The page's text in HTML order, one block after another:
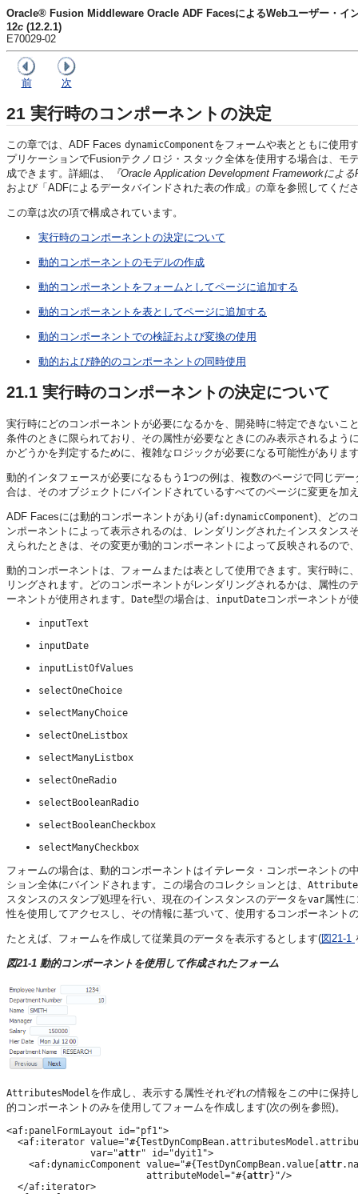
Oracle® Fusion Middleware Oracle ADF FacesによるWebユーザー・イ
12c (12.2.1)
E70029-02
前 次
21 実行時のコンポーネントの決定
この章では、ADF Faces dynamicComponentをフォームや表とともに使用
プリケーションでFusionテクノロジ・スタック全体を使用する場合は、
成できます。詳細は、
『Oracle Application Development Frameworkによ
および 「ADFによるデータバインドされた表の作成」 の章を参照してくだ
この章は次の項で構成されています。
実行時のコンポーネントの決定について
動的コンポーネントのモデルの作成
動的コンポーネントをフォームとしてページに追加する
動的コンポーネントを表としてページに追加する
動的コンポーネントでの検証および変換の使用
動的および静的のコンポーネントの同時使用
21.1 実行時のコンポーネントの決定について
実行時にどのコンポーネントが必要になるかを、開発時に特定できない
条件のときに限られており、その属性が必要なときにのみ表示されるよ
かどうかを判定するために、複雑なロジックが必要になる可能性がありま
動的インタフェースが必要になるもう1つの例は、複数のページで同じデ
合は、そのオブジェクトにバインドされているすべてのページに変更を加
ADF Facesには動的コンポーネントがあり(af:dynamicComponent)、どの
ンポーネントによって表示されるのは、レンダリングされたインスタン
えられたときは、その変更が動的コンポーネントによって反映されるので
動的コンポーネントは、フォームまたは表として使用できます。実行時
リングされます。どのコンポーネントがレンダリングされるかは、属性
ーネントが使用されます。 Date型の場合は、 inputDateコンポーネントが
inputText
inputDate
inputListOfValues
selectOneChoice
selectManyChoice
selectOneListbox
selectManyListbox
selectOneRadio
selectBooleanRadio
selectBooleanCheckbox
selectManyCheckbox
フォームの場合は、動的コンポーネントはイテレータ・コンポーネント
ション全体にバインドされます。この場合のコレクションとは、
スタンスのスタンプ処理を行い、現在のインスタンスのデータをvar属性
性を使用してアクセスし、その情報に基づいて、使用するコンポーネント
たとえば、フォームを作成して従業員のデータを表示するとします(図21-1
図21-1 動的コンポーネントを使用して作成されたフォーム
AttributesModelを作成し、表示する属性それぞれの情報をこの中に保
的コンポーネントのみを使用してフォームを作成します(次の例を参照)。
<af:panelFormLayout id="pf1">
<af:iterator
               var="
attr" id="dyit1">
    <af:dynamicComponent value="#{TestDynCompBean.value[
attr
                         attributeModel="#{
attr}"/>
  </af:iterator>